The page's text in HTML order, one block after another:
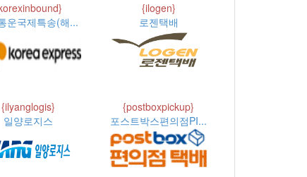
운국제특송(해...
{ilogen}
로젠택배
{ilyanglogis}
일양로지스
{postboxpickup}
포스트박스편의점PI...